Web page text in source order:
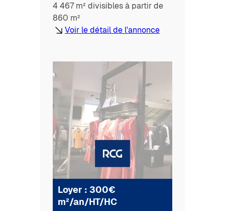
4 467 m² divisibles à partir de
860 m²
Voir le détail de l'annonce
Loyer : 300€
m²/an/HT/HC